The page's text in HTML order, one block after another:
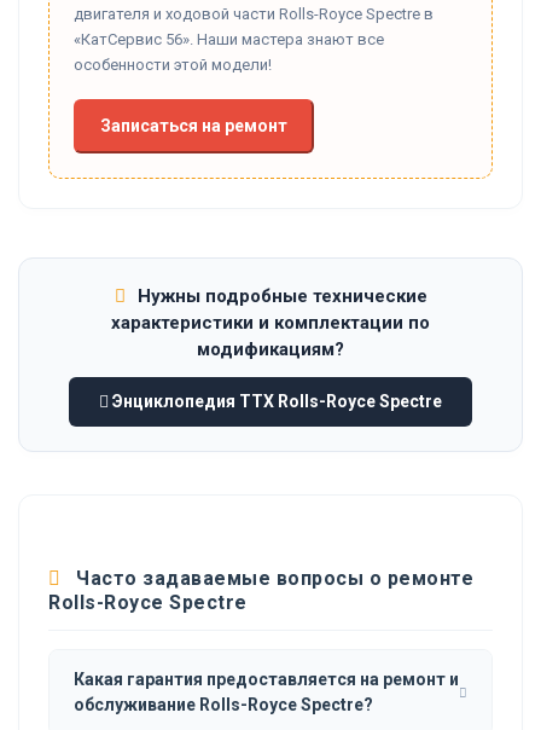
двигателя и ходовой части Rolls-Royce Spectre в
«КатСервис 56». Наши мастера знают все
особенности этой модели!
Записаться на ремонт
Нужны подробные технические
характеристики и комплектации по
модификациям?
Энциклопедия ТТХ Rolls-Royce Spectre
Часто задаваемые вопросы о ремонте
Rolls-Royce Spectre
Какая гарантия предоставляется на ремонт и
обслуживание Rolls-Royce Spectre?